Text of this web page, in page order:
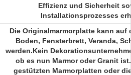
Effizienz und Sicherheit
Installationsprozesses
Die Originalmarmorplatte kann auf
Boden, Fensterbrett, Veranda,
werden.Kein
ob es nun Marmor oder Granit
gestützten Marmorplatten oder